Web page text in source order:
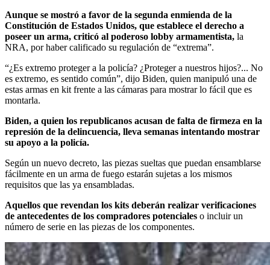
Aunque se mostró a favor de la segunda enmienda de la
Constitución de Estados Unidos, que establece el derecho a
poseer un arma, criticó al poderoso lobby armamentista, la
NRA, por haber calificado su regulación de “extrema”.
“¿Es extremo proteger a la policía? ¿Proteger a nuestros hijos?... No
es extremo, es sentido común”, dijo Biden, quien manipuló una de
estas armas en kit frente a las cámaras para mostrar lo fácil que es
montarla.
Biden, a quien los republicanos acusan de falta de firmeza en la
represión de la delincuencia, lleva semanas intentando mostrar
su apoyo a la policía.
Según un nuevo decreto, las piezas sueltas que puedan ensamblarse
fácilmente en un arma de fuego estarán sujetas a los mismos
requisitos que las ya ensambladas.
Aquellos que revendan los kits deberán realizar verificaciones
de antecedentes de los compradores potenciales o incluir un
número de serie en las piezas de los componentes.